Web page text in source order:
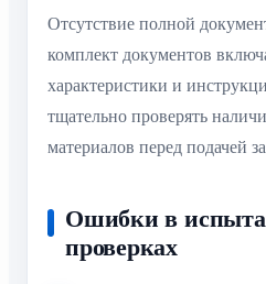
Отсутствие полной
комплект документов
характеристики и
тщательно проверять
материалов перед подачей
Ошибки в
проверках